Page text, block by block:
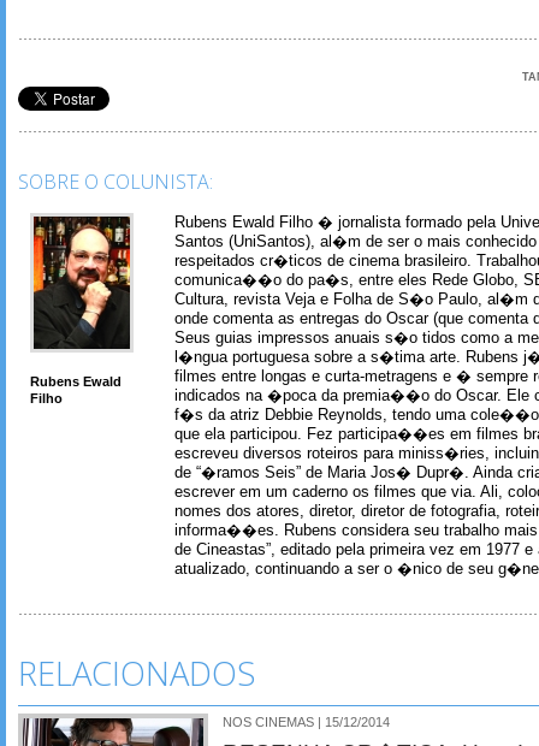
SOBRE O COLUNISTA:
Rubens Ewald
Filho
Rubens Ewald Filho � jornalista formado pela
Santos (UniSantos), al�m de ser o mais
respeitados cr�ticos de cinema brasileiro.
comunica��o do pa�s, entre eles Rede Globo,
Cultura, revista Veja e Folha de S�o Paulo, al�m
onde comenta as entregas do Oscar (que comenta
Seus guias impressos anuais s�o tidos como a
l�ngua portuguesa sobre a s�tima arte. Rubens
filmes entre longas e curta-metragens e � sempre
indicados na �poca da premia��o do Oscar. Ele
f�s da atriz Debbie Reynolds, tendo uma
que ela participou. Fez participa��es em filmes
escreveu diversos roteiros para miniss�ries,
de “�ramos Seis” de Maria Jos� Dupr�. Ainda
escrever em um caderno os filmes que via. Ali,
nomes dos atores, diretor, diretor de fotografia,
informa��es. Rubens considera seu trabalho
de Cineastas”, editado pela primeira vez em 1977 e
atualizado, continuando a ser o �nico de seu
RELACIONADOS
NOS CINEMAS | 15/12/2014